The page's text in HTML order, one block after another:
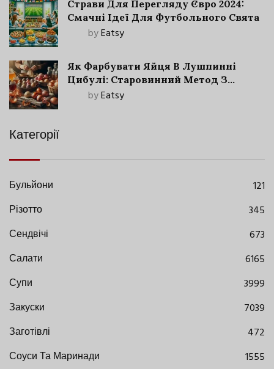
Страви Для Перегляду Євро 2024:
Смачні Ідеї Для Футбольного Свята
byEatsy
Як Фарбувати Яйця В Лушпинні
Цибулі: Старовинний Метод З
Сучасними Нюансами
byEatsy
Категорії
Бульйони
121
Різотто
345
Сендвічі
673
Салати
6165
Супи
3999
Закуски
7039
Заготівлі
472
Соуси Та Маринади
1555